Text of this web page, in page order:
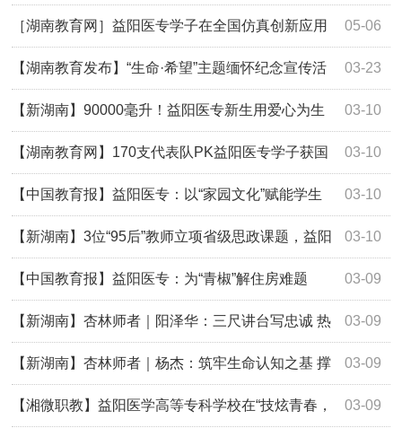
思政课教学展示活动 05-06
［湖南教育网］益阳医专学子在全国仿真创新应用
赛获一等奖 03-23
【湖南教育发布】“生命·希望”主题缅怀纪念宣传活
动在益阳医专举行 03-10
【新湖南】90000毫升！益阳医专新生用爱心为生
命加油 03-10
【湖南教育网】170支代表队PK益阳医专学子获国
赛银奖 03-10
【中国教育报】益阳医专：以“家园文化”赋能学生
社区新生态 03-10
【新湖南】3位“95后”教师立项省级思政课题，益阳
医专“师带徒”结硕果 03-09
【中国教育报】益阳医专：为“青椒”解住房难题
03-09
【新湖南】杏林师者｜阳泽华：三尺讲台写忠诚 热
血涓流映师魂 03-09
【新湖南】杏林师者｜杨杰：筑牢生命认知之基 撑
起未来医者实践 03-09
【湘微职教】益阳医学高等专科学校在“技炫青春，